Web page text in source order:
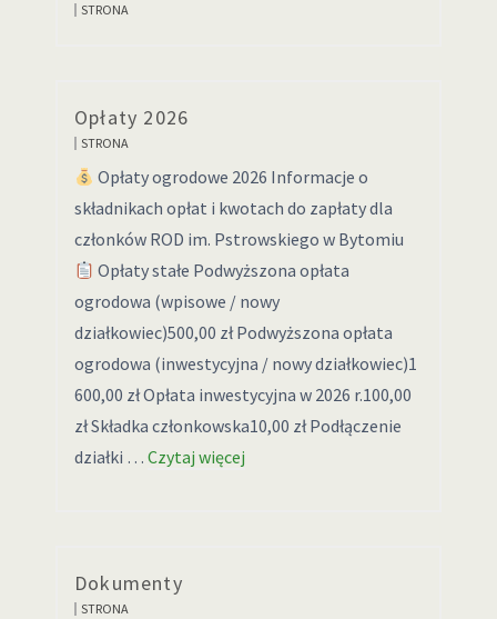
STRONA
Opłaty 2026
STRONA
Opłaty ogrodowe 2026 Informacje o
składnikach opłat i kwotach do zapłaty dla
członków ROD im. Pstrowskiego w Bytomiu
Opłaty stałe Podwyższona opłata
ogrodowa (wpisowe / nowy
działkowiec)500,00 zł Podwyższona opłata
ogrodowa (inwestycyjna / nowy działkowiec)1
600,00 zł Opłata inwestycyjna w 2026 r.100,00
zł Składka członkowska10,00 zł Podłączenie
działki … Czytaj więcej
Dokumenty
STRONA